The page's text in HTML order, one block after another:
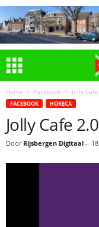
Home Facebook Jolly
FACEBOOK HORECA
Jolly Cafe
Door Rijsbergen Digitaal -